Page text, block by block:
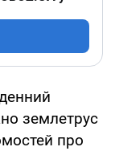
землетрус
про